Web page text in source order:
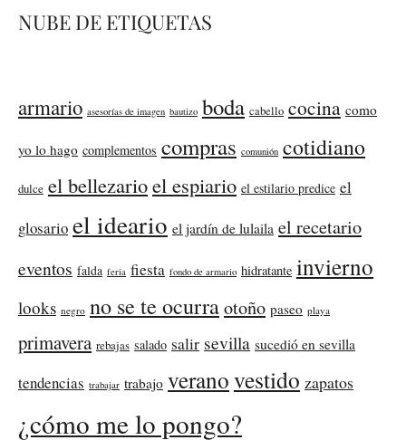
NUBE DE ETIQUETAS
armario asesorías de imagen bautizo boda cabello cocina como
yo lo hago complementos compras comunión cotidiano
dulce el bellezarioel espiario el estilario predice el
glosario el ideario el jardín de lulaila el recetario
eventos falda feria fiesta fondo de armario hidratante invierno
looks negro no se te ocurraotoño paseo playa
primavera rebajas salado salir sevilla sucedió en sevilla
tendencias trabajar trabajo veranovestido zapatos
¿cómo me lo pongo?